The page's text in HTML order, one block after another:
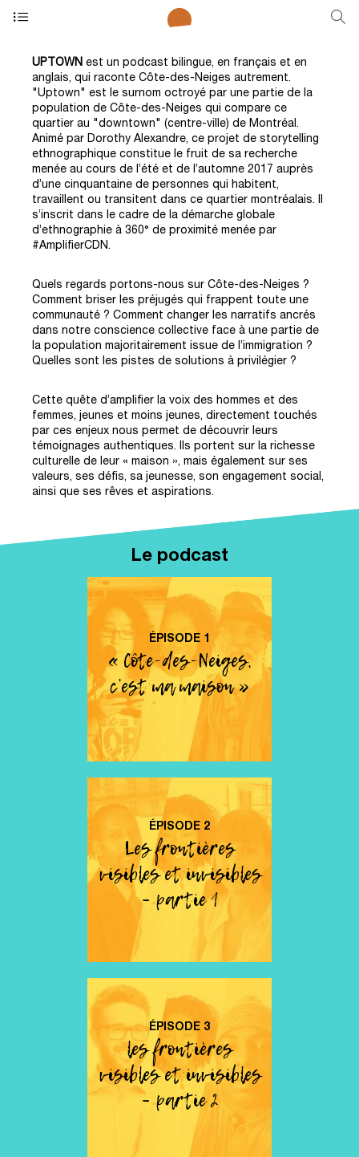
UPTOWN est un podcast bilingue, en français et en
anglais, qui raconte Côte-des-Neiges autrement.
"Uptown" est le surnom octroyé par une partie de la
population de Côte-des-Neiges qui compare ce
quartier au "downtown" (centre-ville) de Montréal.
Animé par Dorothy Alexandre, ce projet de storytelling
ethnographique constitue le fruit de sa recherche
menée au cours de l’été et de l’automne 2017 auprès
d’une cinquantaine de personnes qui habitent,
travaillent ou transitent dans ce quartier montréalais. Il
s’inscrit dans le cadre de la démarche globale
d’ethnographie à 360° de proximité menée par
#AmplifierCDN.
Quels regards portons-nous sur Côte-des-Neiges ?
Comment briser les préjugés qui frappent toute une
communauté ? Comment changer les narratifs ancrés
dans notre conscience collective face à une partie de
la population majoritairement issue de l’immigration ?
Quelles sont les pistes de solutions à privilégier ?
Cette quête d’amplifier la voix des hommes et des
femmes, jeunes et moins jeunes, directement touchés
par ces enjeux nous permet de découvrir leurs
témoignages authentiques. Ils portent sur la richesse
culturelle de leur « maison », mais également sur ses
valeurs, ses défis, sa jeunesse, son engagement social,
ainsi que ses rêves et aspirations.
Le podcast
ÉPISODE 1
« Côte-des-Neiges,
c’est ma maison »
ÉPISODE 2
Les frontières
visibles et invisibles
– partie 1
ÉPISODE 3
les frontières
visibles et invisibles
– partie 2